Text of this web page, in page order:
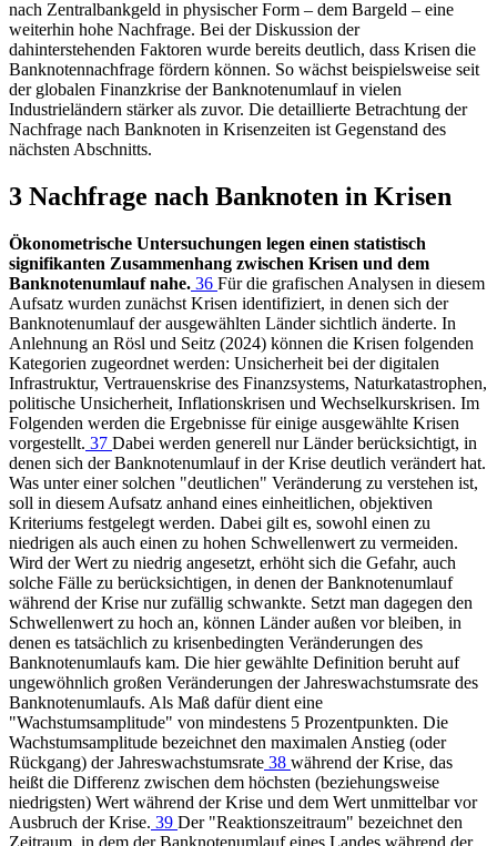
nach Zentralbankgeld in physischer Form – dem Bargeld – eine
weiterhin hohe Nachfrage. Bei der Diskussion der
dahinterstehenden Faktoren wurde bereits deutlich, dass Krisen die
Banknotennachfrage fördern können. So wächst beispielsweise seit
der globalen Finanzkrise der Banknotenumlauf in vielen
Industrieländern stärker als zuvor. Die detaillierte Betrachtung der
Nachfrage nach Banknoten in Krisenzeiten ist Gegenstand des
nächsten Abschnitts.
3 Nachfrage nach Banknoten in Krisen
Ökonometrische Untersuchungen legen einen statistisch
signifikanten Zusammenhang zwischen Krisen und dem
Banknotenumlauf nahe. 36 Für die grafischen Analysen in diesem
Aufsatz wurden zunächst Krisen identifiziert, in denen sich der
Banknotenumlauf der ausgewählten Länder sichtlich änderte. In
Anlehnung an Rösl und Seitz (2024) können die Krisen folgenden
Kategorien zugeordnet werden: Unsicherheit bei der digitalen
Infrastruktur, Vertrauenskrise des Finanzsystems, Naturkatastrophen,
politische Unsicherheit, Inflationskrisen und Wechselkurskrisen. Im
Folgenden werden die Ergebnisse für einige ausgewählte Krisen
vorgestellt. 37 Dabei werden generell nur Länder berücksichtigt, in
denen sich der Banknotenumlauf in der Krise deutlich verändert hat.
Was unter einer solchen "deutlichen" Veränderung zu verstehen ist,
soll in diesem Aufsatz anhand eines einheitlichen, objektiven
Kriteriums festgelegt werden. Dabei gilt es, sowohl einen zu
niedrigen als auch einen zu hohen Schwellenwert zu vermeiden.
Wird der Wert zu niedrig angesetzt, erhöht sich die Gefahr, auch
solche Fälle zu berücksichtigen, in denen der Banknotenumlauf
während der Krise nur zufällig schwankte. Setzt man dagegen den
Schwellenwert zu hoch an, können Länder außen vor bleiben, in
denen es tatsächlich zu krisenbedingten Veränderungen des
Banknotenumlaufs kam. Die hier gewählte Definition beruht auf
ungewöhnlich großen Veränderungen der Jahreswachstumsrate des
Banknotenumlaufs. Als Maß dafür dient eine
"Wachstumsamplitude" von mindestens 5 Prozentpunkten. Die
Wachstumsamplitude bezeichnet den maximalen Anstieg (oder
Rückgang) der Jahreswachstumsrate 38 während der Krise, das
heißt die Differenz zwischen dem höchsten (beziehungsweise
niedrigsten) Wert während der Krise und dem Wert unmittelbar vor
Ausbruch der Krise. 39 Der "Reaktionszeitraum" bezeichnet den
Zeitraum, in dem der Banknotenumlauf eines Landes während der